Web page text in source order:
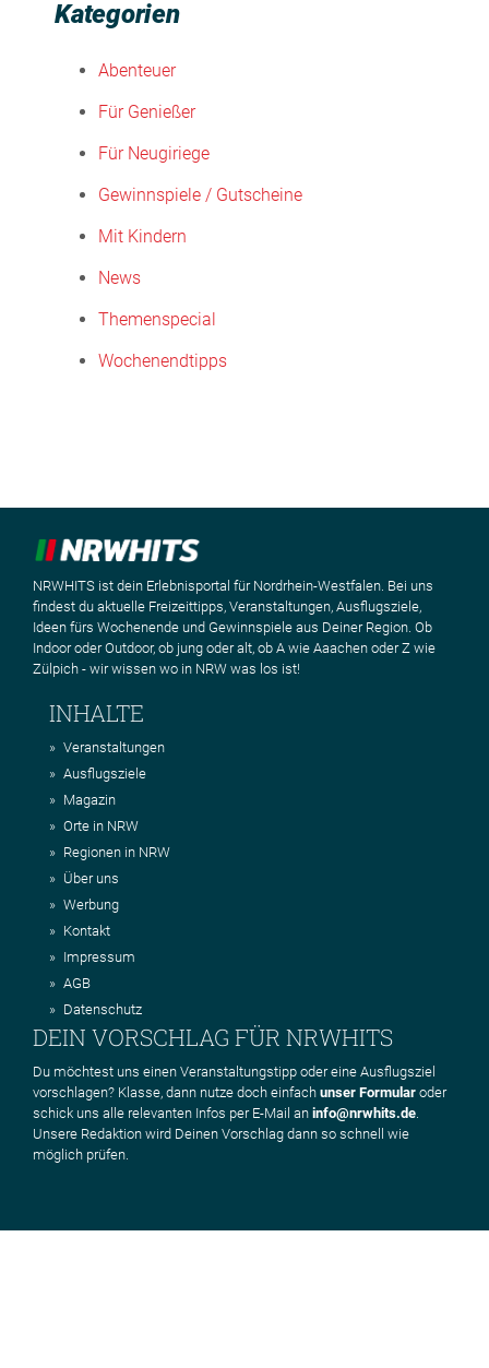
Kategorien
Abenteuer
Für Genießer
Für Neugiriege
Gewinnspiele / Gutscheine
Mit Kindern
News
Themenspecial
Wochenendtipps
NRWHITS ist dein Erlebnisportal für Nordrhein-Westfalen. Bei uns
findest du aktuelle Freizeittipps, Veranstaltungen, Ausflugsziele,
Ideen fürs Wochenende und Gewinnspiele aus Deiner Region. Ob
Indoor oder Outdoor, ob jung oder alt, ob A wie Aaachen oder Z wie
Zülpich - wir wissen wo in NRW was los ist!
INHALTE
Veranstaltungen
Ausflugsziele
Magazin
Orte in NRW
Regionen in NRW
Über uns
Werbung
Kontakt
Impressum
AGB
Datenschutz
DEIN VORSCHLAG FÜR NRWHITS
Du möchtest uns einen Veranstaltungstipp oder eine Ausflugsziel
vorschlagen? Klasse, dann nutze doch einfach unser Formular oder
schick uns alle relevanten Infos per E-Mail an info@nrwhits.de
Unsere Redaktion wird Deinen Vorschlag dann so schnell wie
möglich prüfen.